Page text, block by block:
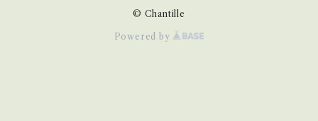
© Chantille
Powered by